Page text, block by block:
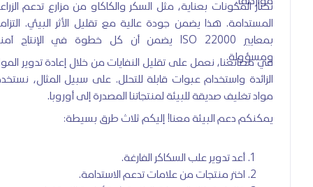
نختار المكونات بعناية، مثل السكر والكاكاو من مزارع تدعم الزراعة
المستدامة. هذا يضمن جودة عالية مع تقليل الأثر البيئي. التزامنا
بمعايير ISO 22000 يضمن أن كل خطوة في الإنتاج آمنة
ومسؤولة.
في مصانعنا، نعمل على تقليل النفايات من خلال إعادة تدوير المواد
الزائدة واستخدام عبوات قابلة للتحلل. على سبيل المثال، نستخدم
مواد تغليف صديقة للبيئة لمنتجاتنا المصدرة إلى أوروبا.
يمكنكم دعم البيئة معنا! إليكم ثلاث طرق بسيطة:
أعد تدوير علب السكاكر الفارغة.
اختر منتجات من علامات تدعم الاستدامة.